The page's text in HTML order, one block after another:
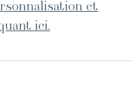
et
ici.